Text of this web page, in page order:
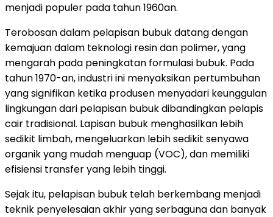
menjadi populer pada tahun 1960an.
Terobosan dalam pelapisan bubuk datang dengan
kemajuan dalam teknologi resin dan polimer, yang
mengarah pada peningkatan formulasi bubuk. Pada
tahun 1970-an, industri ini menyaksikan pertumbuhan
yang signifikan ketika produsen menyadari keunggulan
lingkungan dari pelapisan bubuk dibandingkan pelapis
cair tradisional. Lapisan bubuk menghasilkan lebih
sedikit limbah, mengeluarkan lebih sedikit senyawa
organik yang mudah menguap (VOC), dan memiliki
efisiensi transfer yang lebih tinggi.
Sejak itu, pelapisan bubuk telah berkembang menjadi
teknik penyelesaian akhir yang serbaguna dan banyak